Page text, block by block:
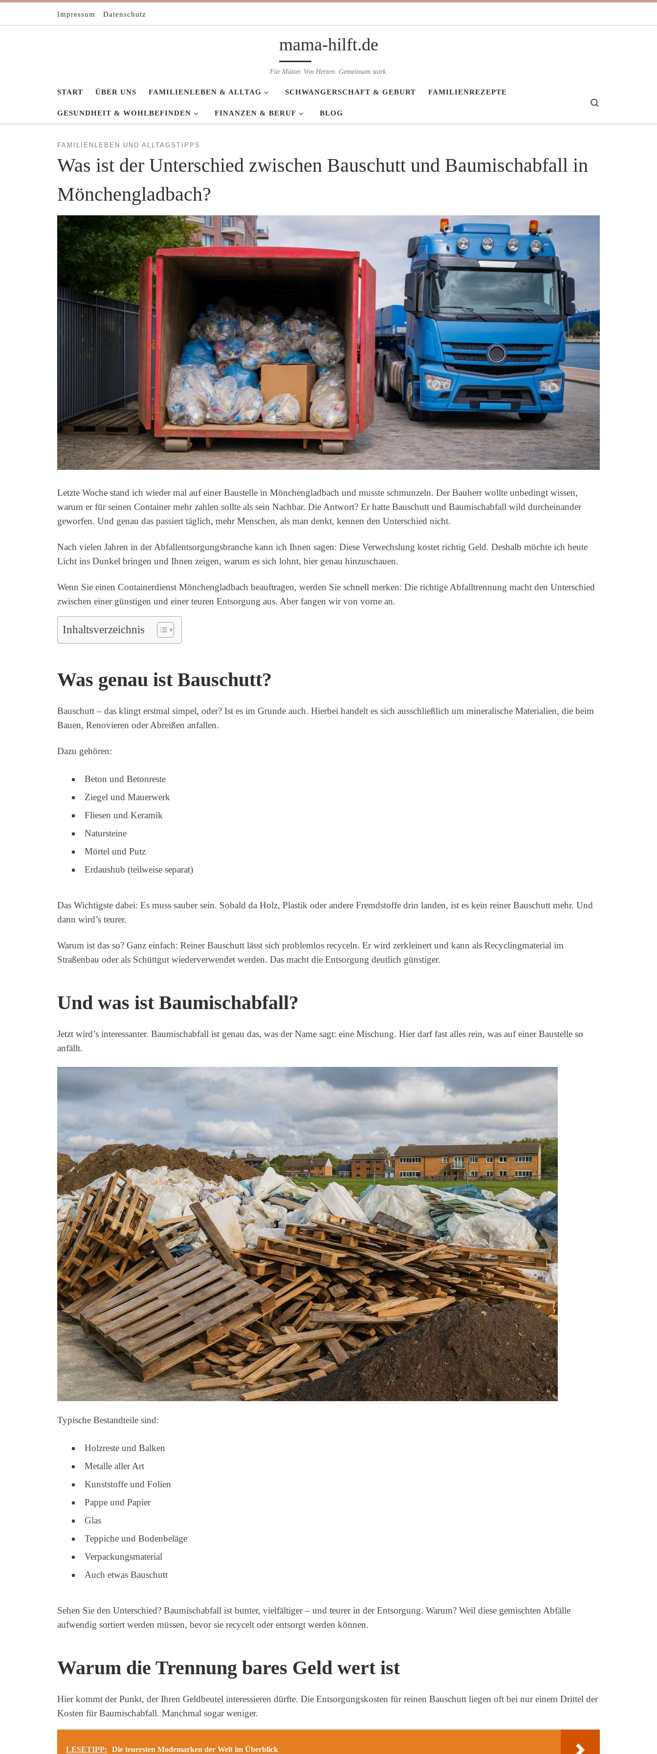
Zum Inhalt springen
Impressum Datenschutz
mama-hilft.de
Für Mütter. Von Herzen. Gemeinsam stark.
START ÜBER UNS FAMILIENLEBEN & ALLTAG SCHWANGERSCHAFT & GEBURT FAMILIENREZEPTE
GESUNDHEIT & WOHLBEFINDEN FINANZEN & BERUF BLOG
FAMILIENLEBEN UND ALLTAGSTIPPS
Was ist der Unterschied zwischen Bauschutt und Baumischabfall in
Mönchengladbach?
Letzte Woche stand ich wieder mal auf einer Baustelle in Mönchengladbach und musste schmunzeln. Der Bauherr wollte unbedingt wissen,
warum er für seinen Container mehr zahlen sollte als sein Nachbar. Die Antwort? Er hatte Bauschutt und Baumischabfall wild durcheinander
geworfen. Und genau das passiert täglich, mehr Menschen, als man denkt, kennen den Unterschied nicht.
Nach vielen Jahren in der Abfallentsorgungsbranche kann ich Ihnen sagen: Diese Verwechslung kostet richtig Geld. Deshalb möchte ich heute
Licht ins Dunkel bringen und Ihnen zeigen, warum es sich lohnt, hier genau hinzuschauen.
Wenn Sie einen Containerdienst Mönchengladbach beauftragen, werden Sie schnell merken: Die richtige Abfalltrennung macht den Unterschied
zwischen einer günstigen und einer teuren Entsorgung aus. Aber fangen wir von vorne an.
Inhaltsverzeichnis
Was genau ist Bauschutt?
Bauschutt – das klingt erstmal simpel, oder? Ist es im Grunde auch. Hierbei handelt es sich ausschließlich um mineralische Materialien, die beim
Bauen, Renovieren oder Abreißen anfallen.
Dazu gehören:
Beton und Betonreste
Ziegel und Mauerwerk
Fliesen und Keramik
Natursteine
Mörtel und Putz
Erdaushub (teilweise separat)
Das Wichtigste dabei: Es muss sauber sein. Sobald da Holz, Plastik oder andere Fremdstoffe drin landen, ist es kein reiner Bauschutt mehr. Und
dann wird’s teurer.
Warum ist das so? Ganz einfach: Reiner Bauschutt lässt sich problemlos recyceln. Er wird zerkleinert und kann als Recyclingmaterial im
Straßenbau oder als Schüttgut wiederverwendet werden. Das macht die Entsorgung deutlich günstiger.
Und was ist Baumischabfall?
Jetzt wird’s interessanter. Baumischabfall ist genau das, was der Name sagt: eine Mischung. Hier darf fast alles rein, was auf einer Baustelle so
anfällt.
Typische Bestandteile sind:
Holzreste und Balken
Metalle aller Art
Kunststoffe und Folien
Pappe und Papier
Glas
Teppiche und Bodenbeläge
Verpackungsmaterial
Auch etwas Bauschutt
Sehen Sie den Unterschied? Baumischabfall ist bunter, vielfältiger – und teurer in der Entsorgung. Warum? Weil diese gemischten Abfälle
aufwendig sortiert werden müssen, bevor sie recycelt oder entsorgt werden können.
Warum die Trennung bares Geld wert ist
Hier kommt der Punkt, der Ihren Geldbeutel interessieren dürfte. Die Entsorgungskosten für reinen Bauschutt liegen oft bei nur einem Drittel der
Kosten für Baumischabfall. Manchmal sogar weniger.
LESETIPP: Die teuersten Modemarken der Welt im Überblick